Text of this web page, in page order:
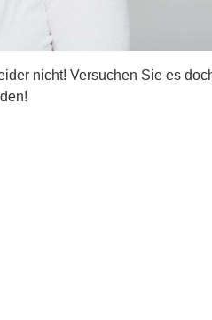
nicht! Versuchen Sie es